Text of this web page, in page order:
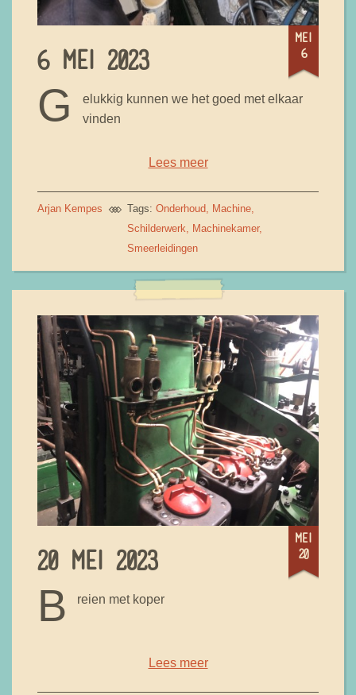
mei
6
6 MEI 2023
G
elukkig kunnen we het goed met elkaar
vinden
Lees meer
Arjan Kempes Tags: Onderhoud
Machine
Schilderwerk
Machinekamer
Smeerleidingen
mei
20
20 MEI 2023
B reien met koper
Lees meer